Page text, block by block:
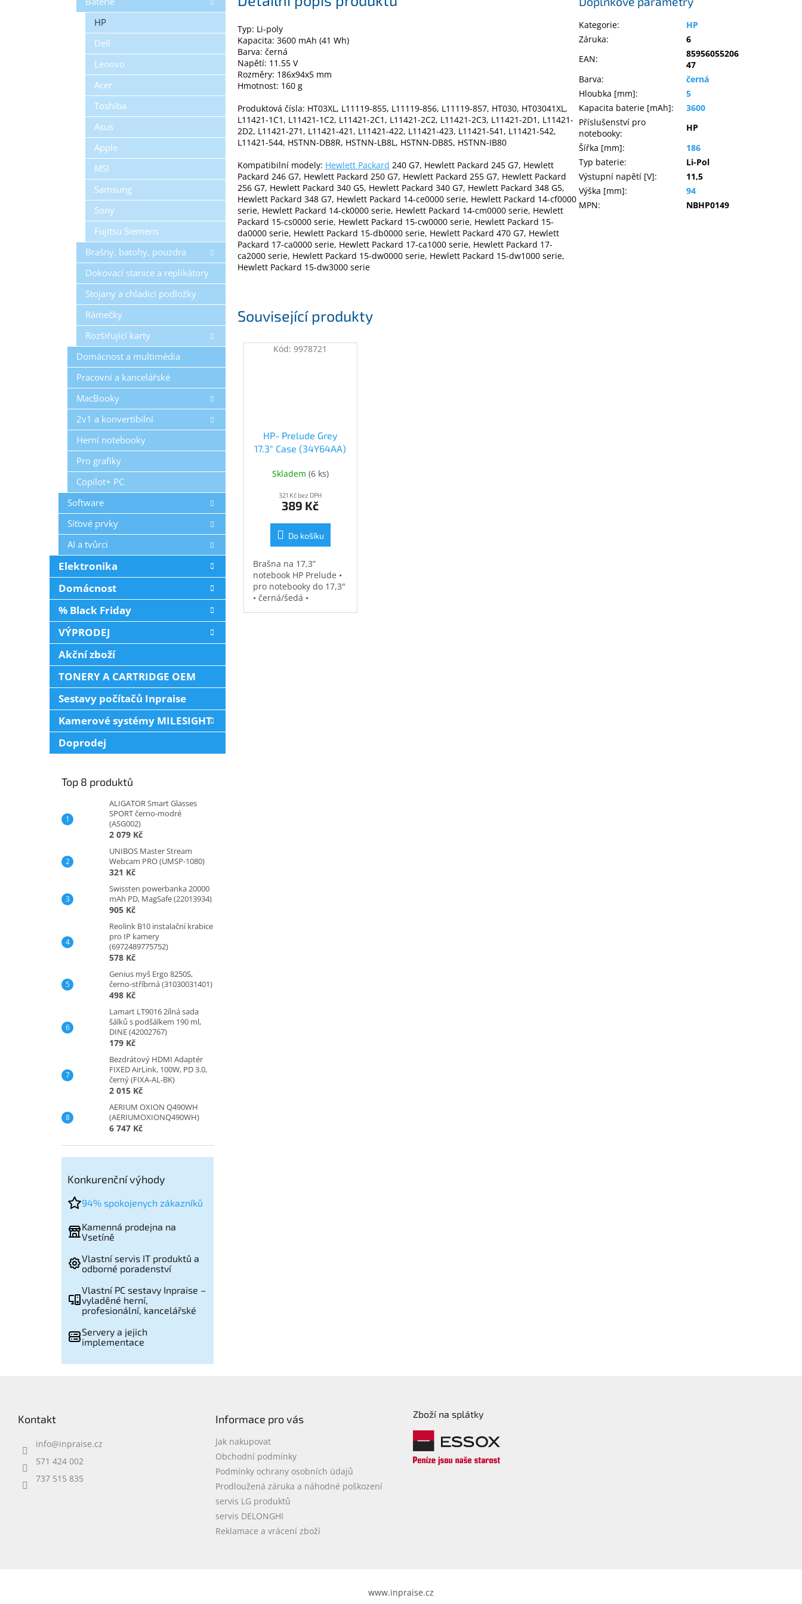
HP
Dell
Lenovo
Acer
Toshiba
Asus
Apple
MSI
Samsung
Sony
Fujitsu Siemens
Brašny, batohy, pouzdra
Dokovací stanice a replikátory
Stojany a chladicí podložky
Rámečky
Rozšiřující karty
Domácnost a multimédia
Pracovní a kancelářské
MacBooky
2v1 a konvertibilní
Herní notebooky
Pro grafiky
Copilot+ PC
Software
Síťové prvky
AI a tvůrci
Elektronika
Domácnost
% Black Friday
VÝPRODEJ
Akční zboží
TONERY A CARTRIDGE OEM
Sestavy počítačů Inpraise
Kamerové systémy MILESIGHT
Doprodej
Top 8 produktů
ALIGATOR Smart Glasses
SPORT černo-modré
(ASG002)
2 079 Kč
UNIBOS Master Stream
Webcam PRO (UMSP-1080)
321 Kč
Swissten powerbanka 20000
mAh PD, MagSafe (22013934)
905 Kč
Reolink B10 instalační krabice
pro IP kamery
(6972489775752)
578 Kč
Genius myš Ergo 8250S,
černo-stříbrná (31030031401)
498 Kč
Lamart LT9016 2ílná sada
šálků s podšálkem 190 ml,
DINE (42002767)
179 Kč
Bezdrátový HDMI Adaptér
FIXED AirLink, 100W, PD 3.0,
černý (FIXA-AL-BK)
2 015 Kč
AERIUM OXION Q490WH
(AERIUMOXIONQ490WH)
6 747 Kč
Konkurenční výhody
94% spokojenych zákazníků
Kamenná prodejna na
Vsetíně
Vlastní servis IT produktů a
odborné poradenství
Vlastní PC sestavy Inpraise –
vyladěné herní,
profesionální, kancelářské
Servery a jejich
implementace
Související produkty
HP- Prelude Grey
17.3" Case (34Y64AA)
Skladem (6 ks)
321 Kč bez DPH
389 Kč
Do košíku
Brašna na 17,3”
notebook HP Prelude •
pro notebooky do 17,3"
• černá/šedá •
Kód:9978721
Typ: Li-poly
Kapacita: 3600 mAh (41 Wh)
Barva: černá
Napětí: 11.55 V
Rozměry: 186x94x5 mm
Hmotnost: 160 g
Produktová čísla: HT03XL, L11119-855, L11119-856, L11119-857, HT030, HT03041XL,
L11421-1C1, L11421-1C2, L11421-2C1, L11421-2C2, L11421-2C3, L11421-2D1, L11421-
2D2, L11421-271, L11421-421, L11421-422, L11421-423, L11421-541, L11421-542,
L11421-544, HSTNN-DB8R, HSTNN-LB8L, HSTNN-DB8S, HSTNN-IB80
Kompatibilní modely: Hewlett Packard 240 G7, Hewlett Packard 245 G7, Hewlett
Packard 246 G7, Hewlett Packard 250 G7, Hewlett Packard 255 G7, Hewlett Packard
256 G7, Hewlett Packard 340 G5, Hewlett Packard 340 G7, Hewlett Packard 348 G5,
Hewlett Packard 348 G7, Hewlett Packard 14-ce0000 serie, Hewlett Packard 14-cf0000
serie, Hewlett Packard 14-ck0000 serie, Hewlett Packard 14-cm0000 serie, Hewlett
Packard 15-cs0000 serie, Hewlett Packard 15-cw0000 serie, Hewlett Packard 15-
da0000 serie, Hewlett Packard 15-db0000 serie, Hewlett Packard 470 G7, Hewlett
Packard 17-ca0000 serie, Hewlett Packard 17-ca1000 serie, Hewlett Packard 17-
ca2000 serie, Hewlett Packard 15-dw0000 serie, Hewlett Packard 15-dw1000 serie,
Hewlett Packard 15-dw3000 serie
Kategorie:
HP
Záruka:
6
EAN:
85956055206
47
Barva:
černá
Hloubka [mm]:
5
Kapacita baterie [mAh]:
3600
Příslušenství pro
notebooky:
HP
Šířka [mm]:
186
Typ baterie:
Li-Pol
Výstupní napětí [V]:
11,5
Výška [mm]:
94
MPN: NBHP0149
Kontakt
info@inpraise.cz
571 424 002
737 515 835
Informace pro vás
Jak nakupovat
Obchodní podmínky
Podmínky ochrany osobních údajů
Prodloužená záruka a náhodné poškození
servis LG produktů
servis DELONGHI
Reklamace a vrácení zboží
Zboží na splátky
www.inpraise.cz